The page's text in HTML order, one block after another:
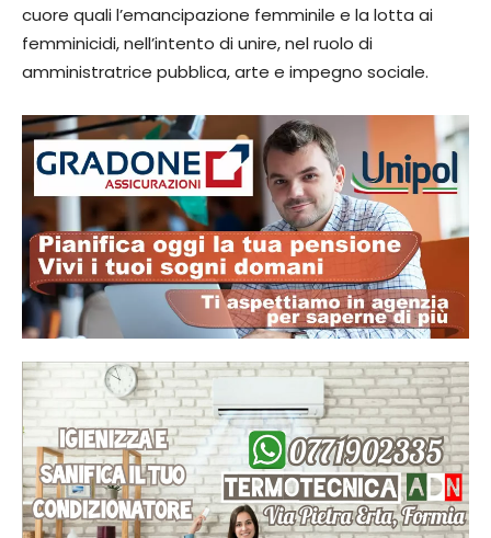
cuore quali l’emancipazione femminile e la lotta ai
femminicidi, nell’intento di unire, nel ruolo di
amministratrice pubblica, arte e impegno sociale.